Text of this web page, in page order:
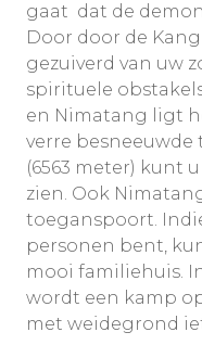
gaat dat de
Door door de
gezuiverd van uw
spirituele
en Nimatang ligt
verre besneeuwde
(6563 meter) kunt
zien. Ook
toeganspoort.
personen bent,
mooi familiehuis.
wordt een kamp
met weidegrond